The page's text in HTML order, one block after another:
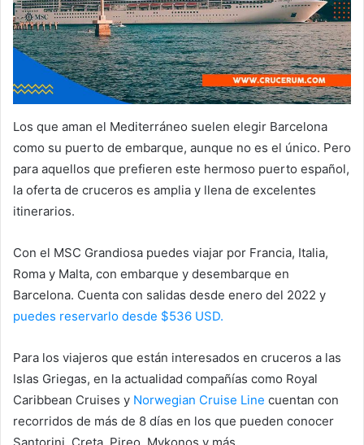
Los que aman el Mediterráneo suelen elegir Barcelona
como su puerto de embarque, aunque no es el único. Pero
para aquellos que prefieren este hermoso puerto español,
la oferta de cruceros es amplia y llena de excelentes
itinerarios.
Con el MSC Grandiosa puedes viajar por Francia, Italia,
Roma y Malta, con embarque y desembarque en
Barcelona. Cuenta con salidas desde enero del 2022 y
puedes reservarlo desde $536 USD.
Para los viajeros que están interesados en cruceros a las
Islas Griegas, en la actualidad compañías como Royal
Caribbean Cruises y Norwegian Cruise Line cuentan con
recorridos de más de 8 días en los que pueden conocer